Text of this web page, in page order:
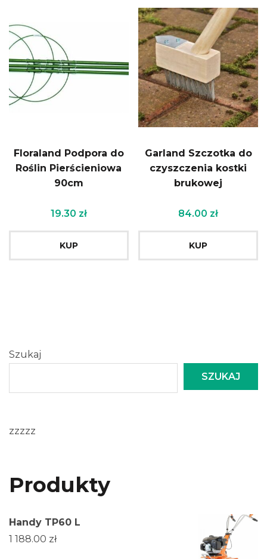
Floraland Podpora do
Roślin Pierścieniowa
90cm
19.30 zł
KUP
Garland Szczotka do
czyszczenia kostki
brukowej
84.00 zł
KUP
Szukaj
SZUKAJ
zzzzz
Produkty
Handy TP60 L
1 188.00 zł